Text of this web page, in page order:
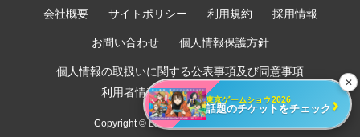
会社概要 サイトポリシー 利用規約 採用情報
お問い合わせ 個人情報保護方針
個人情報の取扱いに関する公表事項及び同意事項
利用者情報の外部送信について
Copyright © Lawson Entertainment, Inc.
✕
東京ゲームショウ2026
話題のチケットをチェック ›